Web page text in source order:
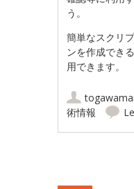
う。
簡単なスクリ
ンを作成でき
用できます。
術情報